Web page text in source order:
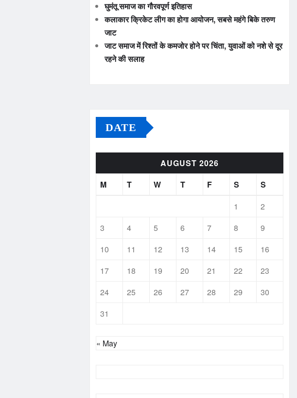
घुमंतू समाज का गौरवपूर्ण इतिहास
कलाकार क्रिकेट लीग का होगा आयोजन, सबसे महंगे बिके तरुण
जाट
जाट समाज में रिश्तों के कमजोर होने पर चिंता, युवाओं को नशे से दूर
रहने की सलाह
DATE
AUGUST 2026
M
T W T F S
S
1
2
3
4 5 6 7 8
9
10
11 12 13 14 15
16
17
18 19 20 21 22
23
24
25 26 27 28 29
30
31
« May